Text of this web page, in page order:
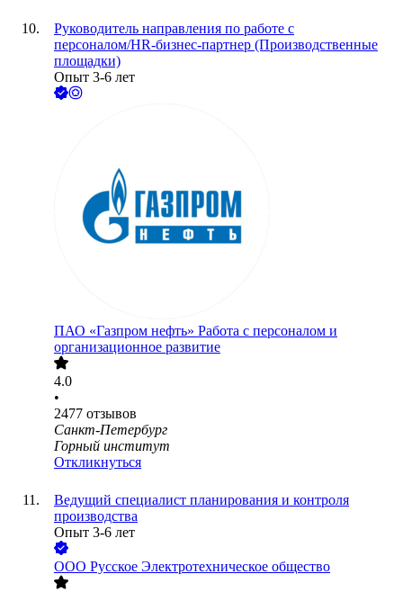
Руководитель направления по работе с
персоналом/HR-бизнес-партнер (Производственные
площадки)
Опыт 3-6 лет
ПАО «Газпром нефть» Работа с персоналом и
организационное развитие
4.0
•
2477 отзывов
Санкт-Петербург
Горный институт
Откликнуться
Ведущий специалист планирования и контроля
производства
Опыт 3-6 лет
ООО Русское Электротехническое общество